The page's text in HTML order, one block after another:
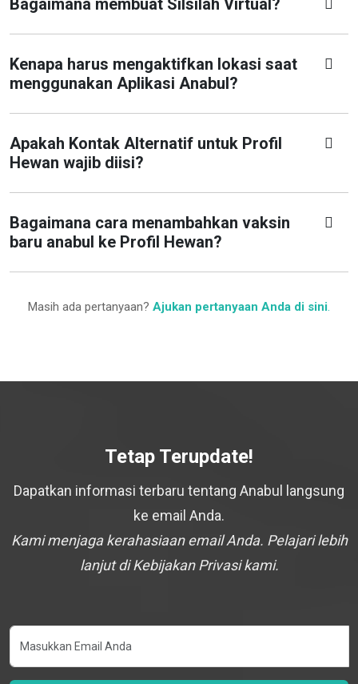
Bagaimana membuat Silsilah Virtual?
Kenapa harus mengaktifkan lokasi saat
menggunakan Aplikasi Anabul?
Apakah Kontak Alternatif untuk Profil
Hewan wajib diisi?
Bagaimana cara menambahkan vaksin
baru anabul ke Profil Hewan?
Masih ada pertanyaan? Ajukan pertanyaan Anda di sini.
Tetap Terupdate!
Dapatkan informasi terbaru tentang Anabul langsung
ke email Anda.
Kami menjaga kerahasiaan email Anda. Pelajari lebih
lanjut di Kebijakan Privasi kami.